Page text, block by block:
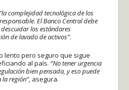
“la complejidad tecnológica de los
El Banco Central debe
los estándares
de lavado de activos”.
lento pero seguro que sigue
al país. “No tener urgencia
bien pensada, y eso puede
región”, asegura.